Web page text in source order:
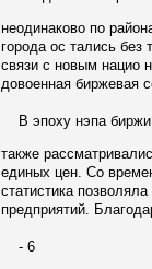
неодинаково по
города ос тались без
связи с новым нацио
довоенная биржевая
В эпоху нэпа биржи
также
единых цен. Со
статистика
предприятий.
- 6